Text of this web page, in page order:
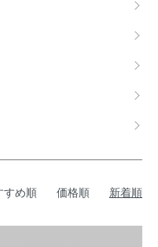
すめ順 価格順 新着順